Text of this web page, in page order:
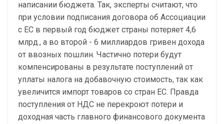
написании бюджета. Так, эксперты считают, что
при условии подписания договора об Ассоциации
с ЕС в первый год бюджет страны потеряет 4,6
млрд., а во второй - 6 миллиардов гривен дохода
от ввозных пошлин. Частично потери будут
компенсированы в результате поступлений от
уплаты налога на добавочную стоимость, так как
увеличится импорт товаров со стран ЕС. Правда
поступления от НДС не перекроют потери и
доходная часть главного финансового документа